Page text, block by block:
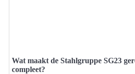
Wat maakt de Stahlgruppe SG23
compleet?